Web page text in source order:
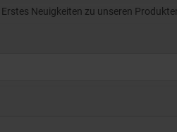
Erstes Neuigkeiten zu unseren